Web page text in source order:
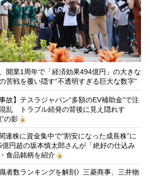
開業1周年で「経済効果494億円」の大きな
苦戦を覆い隠す“不透明すぎる巨大な数字”
故】テスラジャパン“多額のEV補助金”で注
乱 トラブル続発の背後に見え隠れす
の影
連株に資金集中で“割安になった成長株”に
円超の坂本慎太郎さんが「絶好の仕込み
食品銘柄を紹介
者数ランキングを解剖》三菱商事、三井物